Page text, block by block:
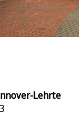
Lehrte